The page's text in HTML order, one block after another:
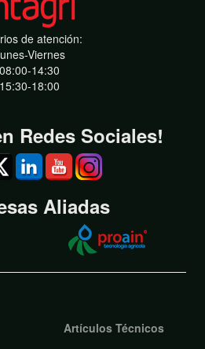
de atención:
Viernes
08:00-14:30
15:30-18:00
Redes Sociales!
Aliadas
Artículos Técnicos